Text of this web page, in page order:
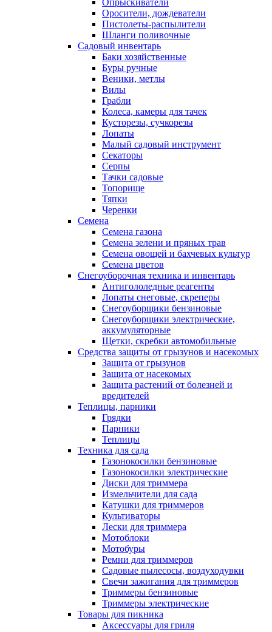
Опрыскиватели
Оросители, дождеватели
Пистолеты-распылители
Шланги поливочные
Садовый инвентарь
Баки хозяйственные
Буры ручные
Веники, метлы
Вилы
Грабли
Колеса, камеры для тачек
Кусторезы, сучкорезы
Лопаты
Малый садовый инструмент
Секаторы
Серпы
Тачки садовые
Топорище
Тяпки
Черенки
Семена
Семена газона
Семена зелени и пряных трав
Семена овощей и бахчевых культур
Семена цветов
Снегоуборочная техника и инвентарь
Антигололедные реагенты
Лопаты снеговые, скреперы
Снегоуборщики бензиновые
Снегоуборщики электрические,
аккумуляторные
Щетки, скребки автомобильные
Средства защиты от грызунов и насекомых
Защита от грызунов
Защита от насекомых
Защита растений от болезней и
вредителей
Теплицы, парники
Грядки
Парники
Теплицы
Техника для сада
Газонокосилки бензиновые
Газонокосилки электрические
Диски для триммера
Измельчители для сада
Катушки для триммеров
Культиваторы
Лески для триммера
Мотоблоки
Мотобуры
Ремни для триммеров
Садовые пылесосы, воздуходувки
Свечи зажигания для триммеров
Триммеры бензиновые
Триммеры электрические
Товары для пикника
Аксессуары для гриля